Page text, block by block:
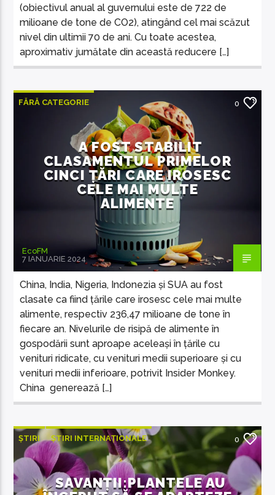
(obiectivul anual al guvernului este de 722 de
milioane de tone de CO2), atingând cel mai scăzut
nivel din ultimii 70 de ani. Cu toate acestea,
aproximativ jumătate din această reducere […]
FĂRĂ CATEGORIE 0
A FOST STABILIT
CLASAMENTUL PRIMELOR
CINCI ȚĂRI CARE IROSESC
CELE MAI MULTE
ALIMENTE
EcoFM
7 IANUARIE 2024
China, India, Nigeria, Indonezia și SUA au fost
clasate ca fiind țările care irosesc cele mai multe
alimente, respectiv 236,47 milioane de tone în
fiecare an. Nivelurile de risipă de alimente în
gospodării sunt aproape aceleași în țările cu
venituri ridicate, cu venituri medii superioare și cu
venituri medii inferioare, potrivit Insider Monkey.
China generează […]
ȘTIRI ȘTIRI INTERNAȚIONALE 0
SAVANȚII:PLANTELE AU